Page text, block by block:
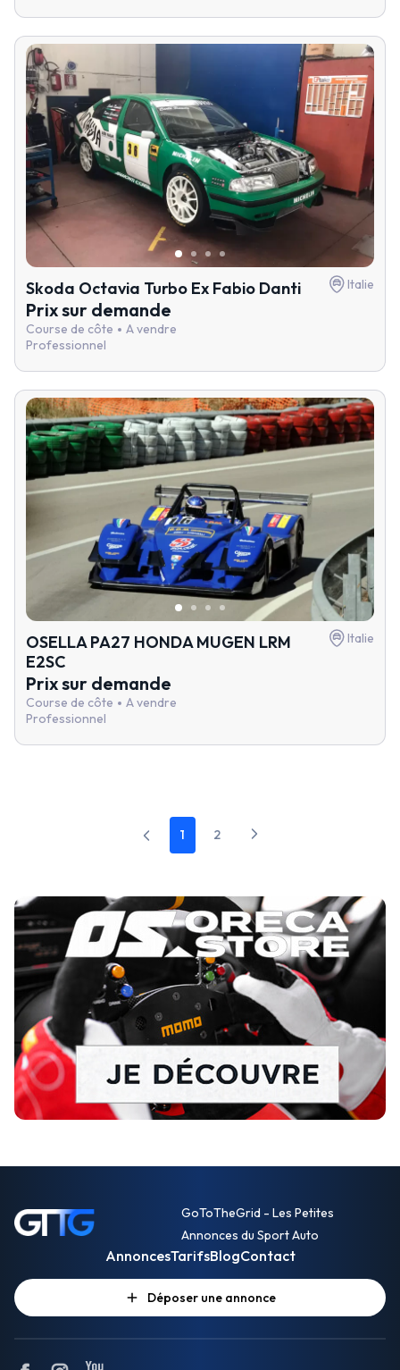
Skoda Octavia Turbo Ex Fabio Danti Italie
Prix sur demande
Course de côte
A vendre
Professionnel
OSELLA PA27 HONDA MUGEN LRM
E2SC
Italie
Prix sur demande
Course de côte
A vendre
Professionnel
1 2
GoToTheGrid - Les Petites
Annonces du Sport Auto
AnnoncesTarifsBlogContact
Déposer une annonce